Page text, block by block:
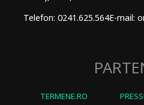
Telefon: 0241.625.564E-mail:
TERMENE.RO